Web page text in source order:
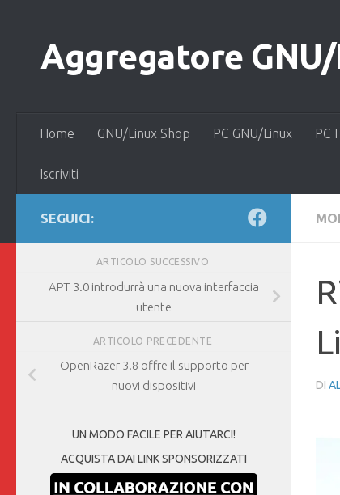
Aggregatore
Home GNU/Linux Shop PC GNU/Linux PC
Iscriviti
DI
SEGUICI:
ARTICOLO SUCCESSIVO
APT 3.0 introdurrà una nuova interfaccia
utente
ARTICOLO PRECEDENTE
OpenRazer 3.8 offre il supporto per
nuovi dispositivi
UN MODO FACILE PER AIUTARCI!
ACQUISTA DAI LINK SPONSORIZZATI